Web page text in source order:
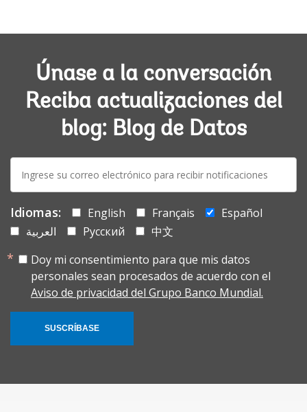
Únase a la conversación
Reciba actualizaciones del
blog: Blog de Datos
E-
mail:
Idiomas: English Français
Español
العربية
Русский
中文
Doy mi consentimiento para que mis datos
personales sean procesados de acuerdo con el
Aviso de privacidad del Grupo Banco Mundial.
SUSCRÍBASE